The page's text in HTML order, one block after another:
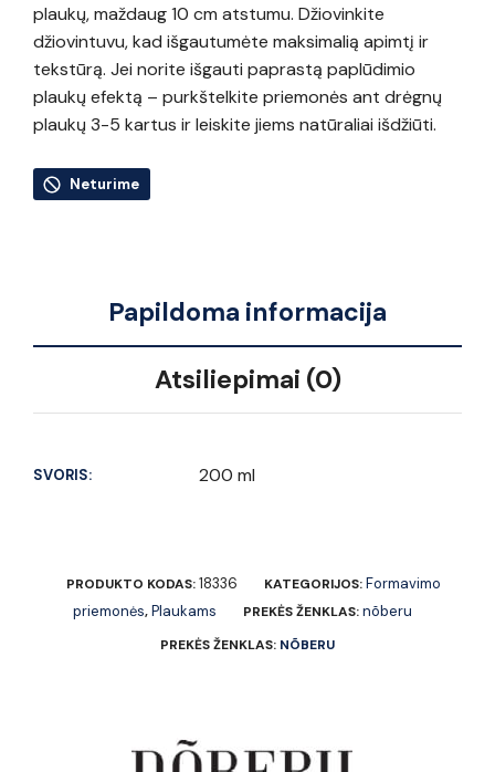
plaukų, maždaug 10 cm atstumu. Džiovinkite
džiovintuvu, kad išgautumėte maksimalią apimtį ir
tekstūrą. Jei norite išgauti paprastą paplūdimio
plaukų efektą – purkštelkite priemonės ant drėgnų
plaukų 3-5 kartus ir leiskite jiems natūraliai išdžiūti.
Neturime
Papildoma informacija
Atsiliepimai (0)
SVORIS: 200 ml
PRODUKTO KODAS:18336 KATEGORIJOS:Formavimo
priemonės,Plaukams PREKĖS ŽENKLAS:nõberu
PREKĖS ŽENKLAS: NÕBERU